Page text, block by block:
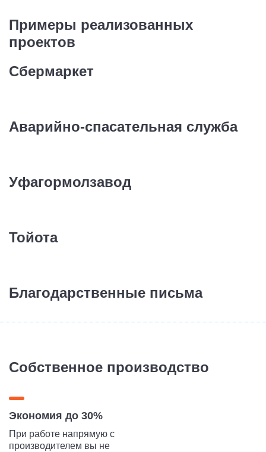
Примеры реализованных
проектов
Сбермаркет
Аварийно-спасательная служба
Уфагормолзавод
Тойота
Благодарственные письма
Собственное производство
Экономия до 30%
При работе напрямую с
производителем вы не